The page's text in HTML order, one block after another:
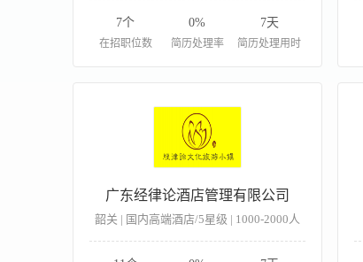
7个
在招职位数
0%
简历处理率
7天
简历处理用时
广东经律论酒店管理有限公司
韶关 | 国内高端酒店/5星级 | 1000-2000人